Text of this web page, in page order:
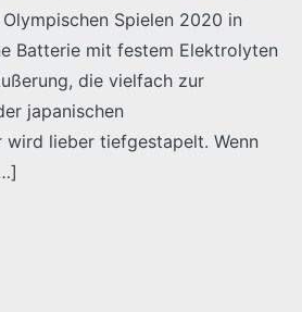
Spielen 2020 in
Batterie mit festem Elektrolyten
die vielfach zur
japanischen
wird lieber tiefgestapelt. Wenn